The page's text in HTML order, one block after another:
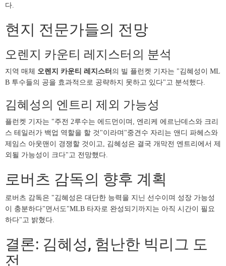
다.
현지 전문가들의 전망
오렌지 카운티 레지스터의 분석
지역 매체 오렌지 카운티 레지스터 의 빌 플런켓 기자는 "김혜성이 ML
B 투수들의 공을 효과적으로 공략하지 못하고 있다"고 분석했다.
김혜성의 엔트리 제외 가능성
플런켓 기자는 "주전 2루수는 에드먼이며, 엔리케 에르난데스와 크리
스 테일러가 백업 역할을 할 것"이라며"중견수 자리는 앤디 파헤스와
제임스 아웃맨이 경쟁할 것이고, 김혜성은 결국 개막전 엔트리에서 제
외될 가능성이 크다"고 전망했다.
로버츠 감독의 향후 계획
로버츠 감독은 "김혜성은 대단한 능력을 지닌 선수이며 성장 가능성
이 충분하다"면서도"MLB 타자로 완성되기까지는 아직 시간이 필요
하다"고 밝혔다.
결론: 김혜성, 험난한 빅리그 도
전